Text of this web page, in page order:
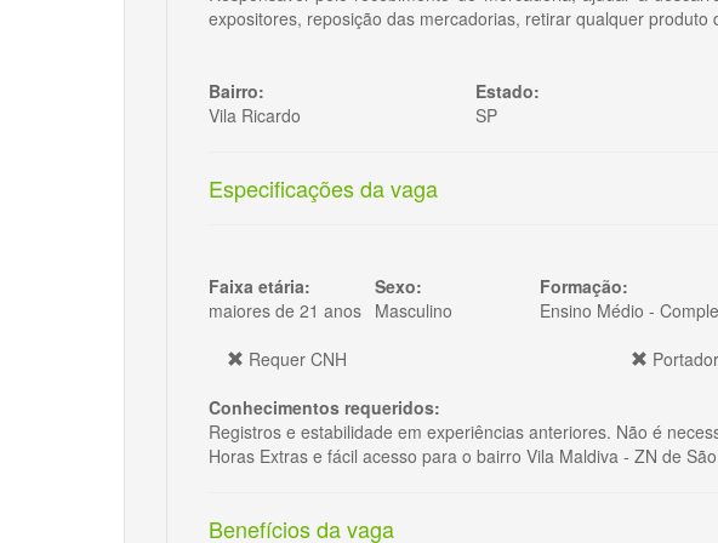
expositores, reposição das mercadorias, retirar qualquer
Bairro:
Vila Ricardo
Estado:
SP
Especificações da vaga
Faixa etária:
maiores de 21 anos
Sexo:
Masculino
Formação:
Ensino Médio -
Requer CNH
Conhecimentos requeridos:
Registros e estabilidade em experiências anteriores. Não é
Horas Extras e fácil acesso para o bairro Vila Maldiva - ZN de
Benefícios da vaga